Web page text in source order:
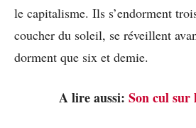
le capitalisme. Ils s’endorment
coucher du soleil, se réveillent
dorment que six et demie.
A lire aussi: Son cul sur